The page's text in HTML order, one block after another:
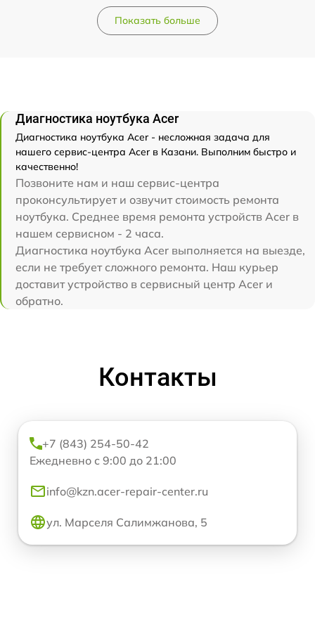
Показать больше
Диагностика ноутбука Acer
Диагностика ноутбука Acer - несложная задача для
нашего сервис-центра Acer в Казани. Выполним быстро и
качественно!
Позвоните нам и наш сервис-центра
проконсультирует и озвучит стоимость ремонта
ноутбука. Среднее время ремонта устройств Acer в
нашем сервисном - 2 часа.
Диагностика ноутбука Acer выполняется на выезде,
если не требует сложного ремонта. Наш курьер
доставит устройство в сервисный центр Acer и
обратно.
Контакты
+7 (843) 254-50-42
Ежедневно с 9:00 до 21:00
info@kzn.acer-repair-center.ru
ул. Марселя Салимжанова, 5